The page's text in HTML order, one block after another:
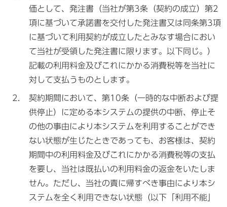
価として、発注書（当社が第3条（契約の成立）第2
項に基づいて承諾書を交付した発注書又は同条第3項
に基づいて利用契約が成立したとみなす場合におい
て当社が受領した発注書に限ります。以下同じ。）
記載の利用料金及びこれにかかる消費税等を当社に
対して支払うものとします。
契約期間において、第10条（一時的な中断および提
供停止）に定める本システムの提供の中断、停止そ
の他の事由により本システムを利用することができ
ない状態が生じたときであっても、お客様は、契約
期間中の利用料金及びこれにかかる消費税等の支払
を要し、当社は既払いの利用料金の返金をいたしま
せん。ただし、当社の責に帰すべき事由により本シ
ステムを全く利用できない状態（以下「利用不能」